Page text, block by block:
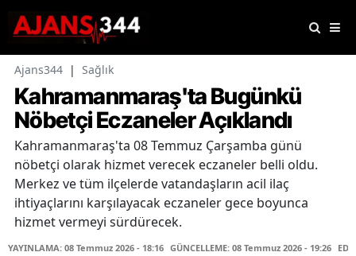
Ajans344 | Sağlık
Kahramanmaraş'ta Bugünkü
Nöbetçi Eczaneler Açıklandı
Kahramanmaraş'ta 08 Temmuz Çarşamba günü
nöbetçi olarak hizmet verecek eczaneler belli oldu.
Merkez ve tüm ilçelerde vatandaşların acil ilaç
ihtiyaçlarını karşılayacak eczaneler gece boyunca
hizmet vermeyi sürdürecek.
YAYINLAMA: 08 Temmuz 2026 - 18:16 GÜNCELLEME: 08 Temmuz 2026 - 19:26